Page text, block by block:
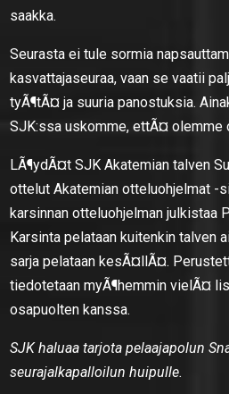
saakka.
Seurasta ei tule sormia
kasvattajaseuraa, vaan se vaatii
tyÃ¶tÃ¤ ja suuria panostuksia.
SJK:ssa uskomme, ettÃ¤ olemme
LÃ¶ydÃ¤t SJK Akatemian talven
ottelut Akatemian otteluohjelmat -
karsinnan otteluohjelman julkistaa
Karsinta pelataan kuitenkin talven
sarja pelataan kesÃ¤llÃ¤.
tiedotetaan myÃ¶hemmin vielÃ¤
osapuolten kanssa.
SJK haluaa tarjota pelaajapolun
seurajalkapalloilun huipulle.